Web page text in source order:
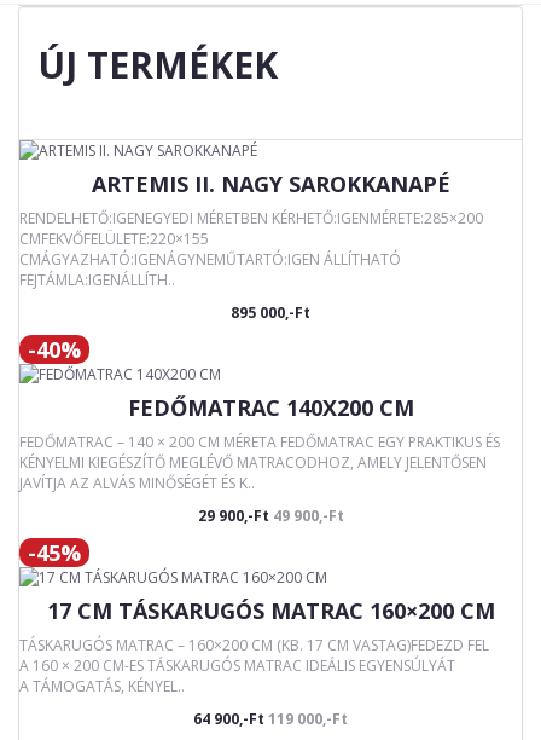
ÚJ TERMÉKEK
ARTEMIS II. NAGY SAROKKANAPÉ
RENDELHETŐ:IGENEGYEDI MÉRETBEN KÉRHETŐ:IGENMÉRETE:285×200
CMFEKVŐFELÜLETE:220×155
CMÁGYAZHATÓ:IGENÁGYNEMŰTARTÓ:IGEN ÁLLÍTHATÓ
FEJTÁMLA:IGENÁLLÍTH..
895 000,-Ft
-40%
FEDŐMATRAC 140X200 CM
FEDŐMATRAC – 140 × 200 CM MÉRETA FEDŐMATRAC EGY PRAKTIKUS ÉS
KÉNYELMI KIEGÉSZÍTŐ MEGLÉVŐ MATRACODHOZ, AMELY JELENTŐSEN
JAVÍTJA AZ ALVÁS MINŐSÉGÉT ÉS K..
29 900,-Ft 49 900,-Ft
-45%
17 CM TÁSKARUGÓS MATRAC 160×200 CM
TÁSKARUGÓS MATRAC – 160×200 CM (KB. 17 CM VASTAG)FEDEZD FEL
A 160 × 200 CM-ES TÁSKARUGÓS MATRAC IDEÁLIS EGYENSÚLYÁT
A TÁMOGATÁS, KÉNYEL..
64 900,-Ft 119 000,-Ft